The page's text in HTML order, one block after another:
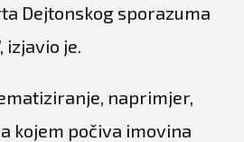
Dejtonskog sporazuma
izjavio je.
naprimjer,
kojem počiva imovina